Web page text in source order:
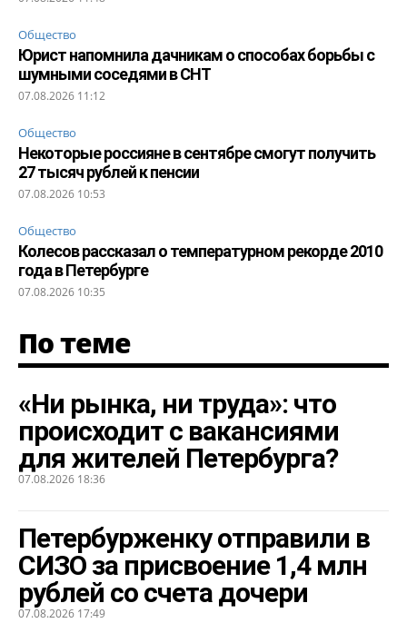
Общество
Юрист напомнила дачникам о способах борьбы с
шумными соседями в СНТ
07.08.2026 11:12
Общество
Некоторые россияне в сентябре смогут получить
27 тысяч рублей к пенсии
07.08.2026 10:53
Общество
Колесов рассказал о температурном рекорде 2010
года в Петербурге
07.08.2026 10:35
По теме
«Ни рынка, ни труда»: что
происходит с вакансиями
для жителей Петербурга?
07.08.2026 18:36
Петербурженку отправили в
СИЗО за присвоение 1,4 млн
рублей со счета дочери
07.08.2026 17:49